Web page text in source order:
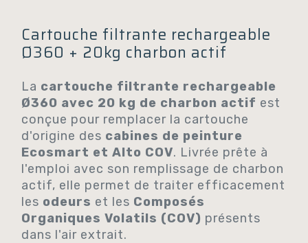
Cartouche filtrante rechargeable
Ø360 + 20kg charbon actif
La cartouche filtrante rechargeable
Ø360 avec 20 kg de charbon actif est
conçue pour remplacer la cartouche
d'origine des cabines de peinture
Ecosmart et Alto COV. Livrée prête à
l'emploi avec son remplissage de charbon
actif, elle permet de traiter efficacement
les odeurs et les Composés
Organiques Volatils (COV) présents
dans l'air extrait.